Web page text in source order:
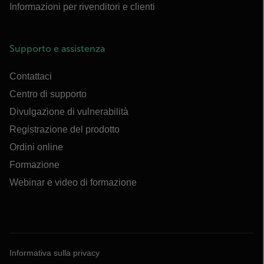
Informazioni per rivenditori e clienti
Supporto e assistenza
Contattaci
Centro di supporto
Divulgazione di vulnerabilità
Registrazione del prodotto
Ordini online
Formazione
Webinar e video di formazione
Informativa sulla privacy